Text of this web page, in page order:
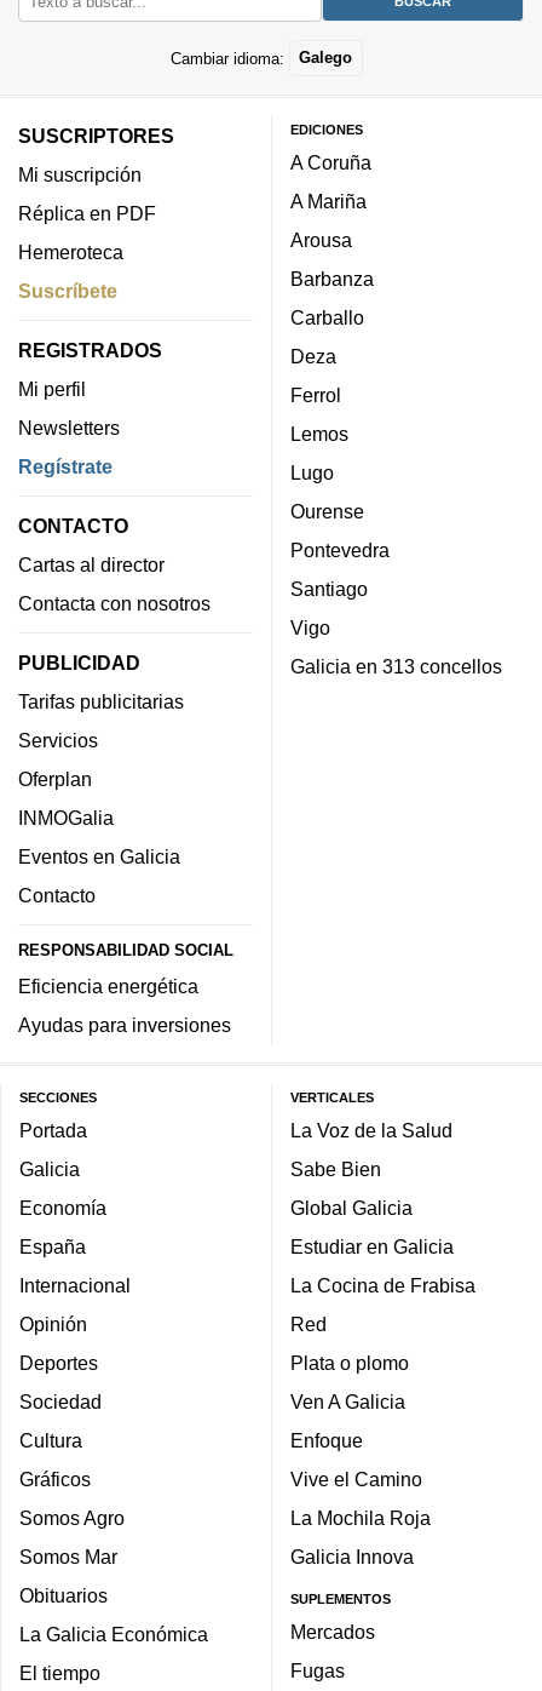
Cambiar idioma: Galego
SUSCRIPTORES
Mi suscripción
Réplica en PDF
Hemeroteca
Suscríbete
REGISTRADOS
Mi perfil
Newsletters
Regístrate
CONTACTO
Cartas al director
Contacta con nosotros
PUBLICIDAD
Tarifas publicitarias
Servicios
Oferplan
INMOGalia
Eventos en Galicia
Contacto
RESPONSABILIDAD SOCIAL
Eficiencia energética
Ayudas para inversiones
EDICIONES
A Coruña
A Mariña
Arousa
Barbanza
Carballo
Deza
Ferrol
Lemos
Lugo
Ourense
Pontevedra
Santiago
Vigo
Galicia en 313 concellos
SECCIONES
Portada
Galicia
Economía
España
Internacional
Opinión
Deportes
Sociedad
Cultura
Gráficos
Somos Agro
Somos Mar
Obituarios
La Galicia Económica
El tiempo
VERTICALES
La Voz de la Salud
Sabe Bien
Global Galicia
Estudiar en Galicia
La Cocina de Frabisa
Red
Plata o plomo
Ven A Galicia
Enfoque
Vive el Camino
La Mochila Roja
Galicia Innova
SUPLEMENTOS
Mercados
Fugas